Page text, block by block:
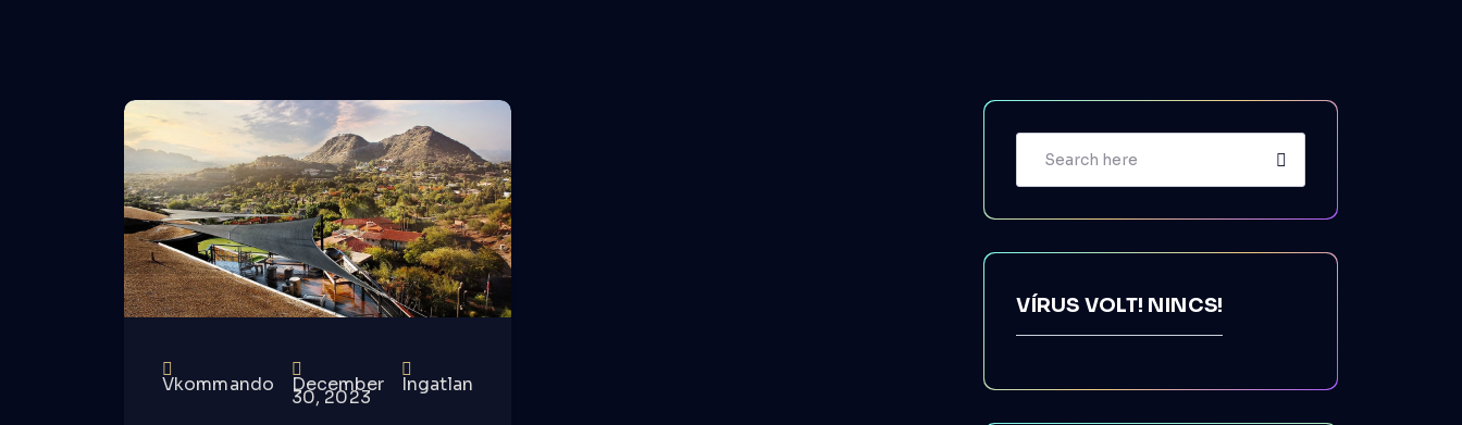
Vkommando December
30, 2023
Ingatlan
VÍRUS VOLT! NINCS!